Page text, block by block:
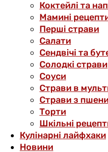
Коктейлі та
Мамині
Перші страви
Салати
Сендвічі та
Солодкі страви
Соуси
Страви в
Страви з
Торти
Шкільні
Кулінарні лайфхаки
Новини